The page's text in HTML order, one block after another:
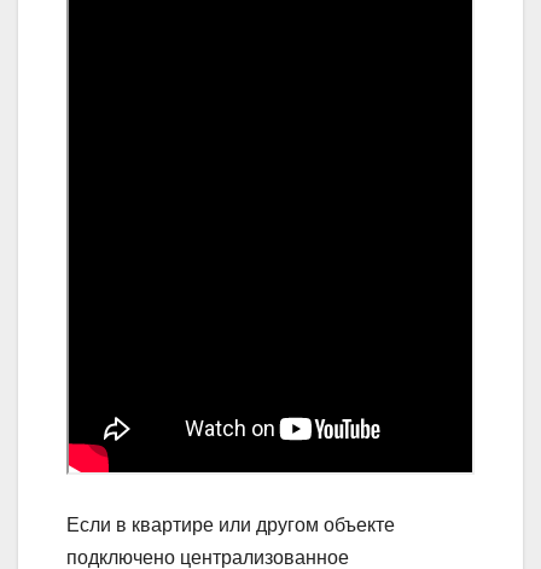
Если в квартире или другом объекте
подключено централизованное